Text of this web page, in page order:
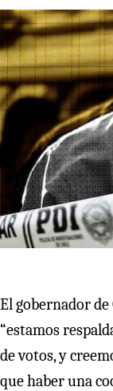
El gobernador de
“estamos
de votos, y
que haber una